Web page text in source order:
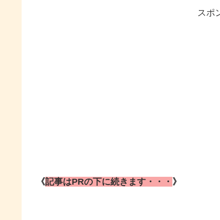
スポ
《記事はPRの下に続きます・・・ 》